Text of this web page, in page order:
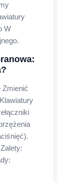
W
Zmienić